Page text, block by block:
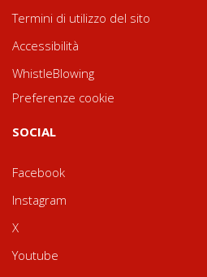
Termini di utilizzo del sito
Accessibilità
WhistleBlowing
Preferenze cookie
SOCIAL
Facebook
Instagram
X
Youtube